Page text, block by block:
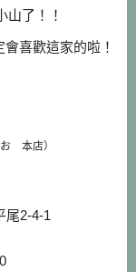
山了！！
喜歡這家的啦！
本店）
尾2-4-1